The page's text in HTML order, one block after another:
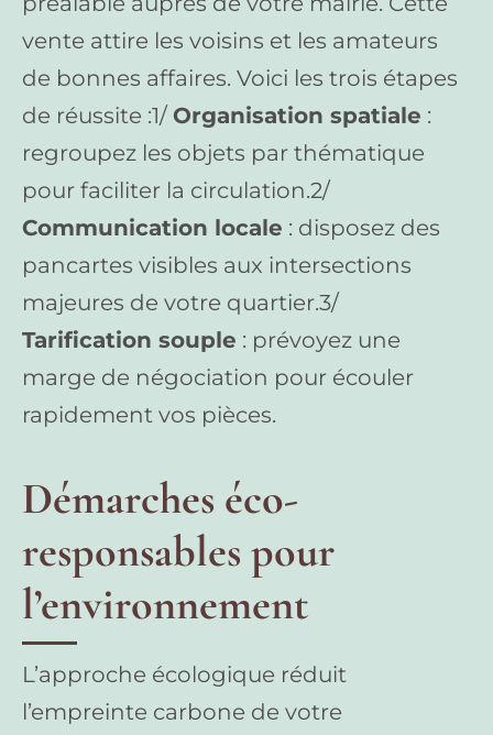
vente attire les voisins et les amateurs
de bonnes affaires. Voici les trois étapes
de réussite :1/ Organisation spatiale :
regroupez les objets par thématique
pour faciliter la circulation.2/
Communication locale : disposez des
pancartes visibles aux intersections
majeures de votre quartier.3/
Tarification souple : prévoyez une
marge de négociation pour écouler
rapidement vos pièces.
Démarches éco-
responsables pour
l’environnement
L’approche écologique réduit
l’empreinte carbone de votre